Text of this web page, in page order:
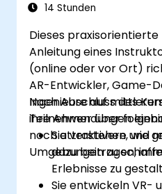
14 Stunden
Dieses
Anleitung eines
(online oder vor Ort)
AR-Entwickler, Game-
Ingenieure auf
ihre Anwendungen
noch attraktivere und
Umgebungen zu
Nach Abschluss des
Teilnehmer über
Sie verstehen, wie
dazu beitragen,
Erlebnisse zu
Sie entwickeln VR-